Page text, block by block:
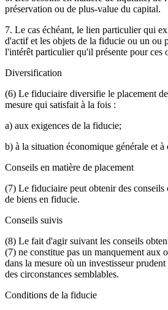
préservation ou de plus-value du capital.
7. Le cas échéant, le lien particulier qui
d'actif et les objets de la fiducie ou un ou
l'intérêt particulier qu'il présente pour ces
Diversification
(6) Le fiduciaire diversifie le placement
mesure qui satisfait à la fois :
a) aux exigences de la fiducie;
b) à la situation économique générale et
Conseils en matière de placement
(7) Le fiduciaire peut obtenir des conseils
de biens en fiducie.
Conseils suivis
(8) Le fait d'agir suivant les conseils
(7) ne constitue pas un manquement aux
dans la mesure où un investisseur
des circonstances semblables.
Conditions de la fiducie